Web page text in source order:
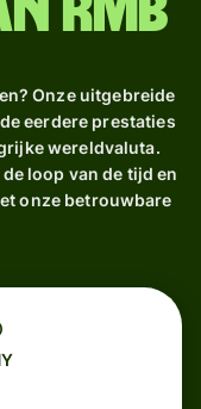
rmb
Onze uitgebreide
eerdere prestaties
wereldvaluta.
loop van de tijd en
onze betrouwbare